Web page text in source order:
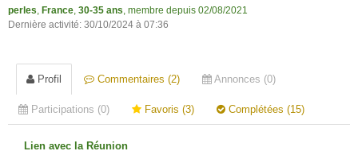
perles France 30-35 ans , membre depuis 02/08/2021
Dernière activité: 30/10/2024 à 07:36
Profil Commentaires (2) Annonces (0)
Participations (0) Favoris (3) Complétées (15)
Lien avec la Réunion